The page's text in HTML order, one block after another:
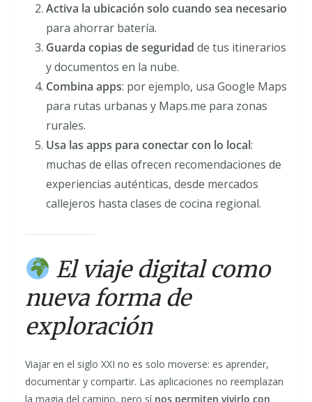
Activa la ubicación solo cuando sea necesario
para ahorrar batería.
Guarda copias de seguridad de tus itinerarios
y documentos en la nube.
Combina apps: por ejemplo, usa Google Maps
para rutas urbanas y Maps.me para zonas
rurales.
Usa las apps para conectar con lo local:
muchas de ellas ofrecen recomendaciones de
experiencias auténticas, desde mercados
callejeros hasta clases de cocina regional.
El viaje digital como
nueva forma de
exploración
Viajar en el siglo XXI no es solo moverse: es aprender,
documentar y compartir. Las aplicaciones no reemplazan
la magia del camino, pero sí nos permiten vivirlo con